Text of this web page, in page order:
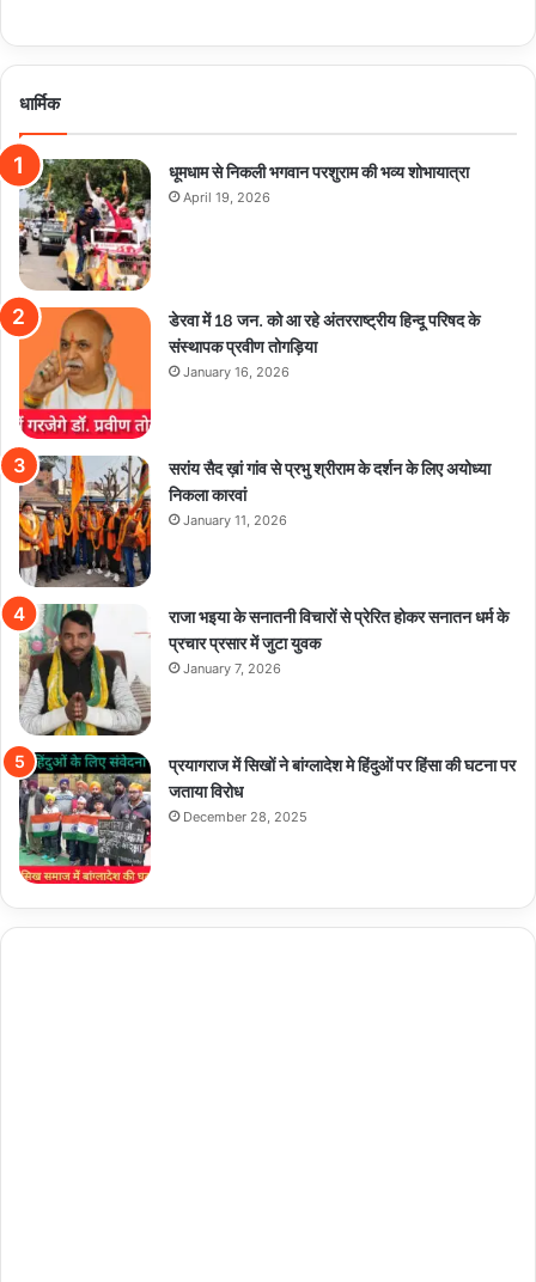
धार्मिक
धूमधाम से निकली भगवान परशुराम की भव्य शोभायात्रा
April 19, 2026
डेरवा में 18 जन. को आ रहे अंतरराष्ट्रीय हिन्दू परिषद के
संस्थापक प्रवीण तोगड़िया
January 16, 2026
सरांय सैद ख़ां गांव से प्रभु श्रीराम के दर्शन के लिए अयोध्या
निकला कारवां
January 11, 2026
राजा भइया के सनातनी विचारों से प्रेरित होकर सनातन धर्म के
प्रचार प्रसार में जुटा युवक
January 7, 2026
प्रयागराज में सिखों ने बांग्लादेश मे हिंदुओं पर हिंसा की घटना पर
जताया विरोध
December 28, 2025